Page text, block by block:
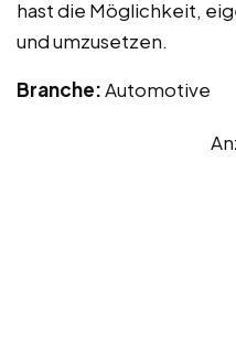
hast die Möglichkeit,
und umzusetzen.
Branche:Automotive